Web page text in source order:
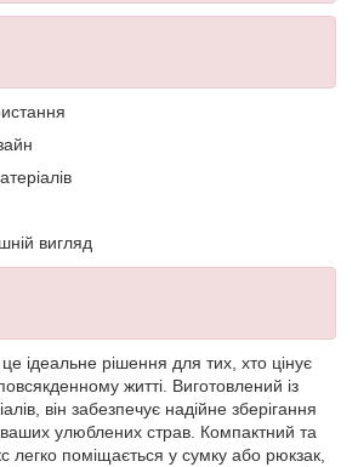
вигляд
ідеальне рішення для тих, хто цінує
житті. Виготовлений із
він забезпечує надійне зберігання
улюблених страв. Компактний та
легко поміщається у сумку або рюкзак,